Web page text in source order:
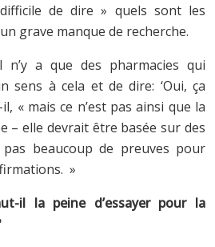
de dire » quels sont les
grave manque de recherche.
n’y a que des pharmacies qui
sens à cela et de dire: ‘Oui, ça
« mais ce n’est pas ainsi que la
– elle devrait être basée sur des
beaucoup de preuves pour
»
il la peine d’essayer pour la